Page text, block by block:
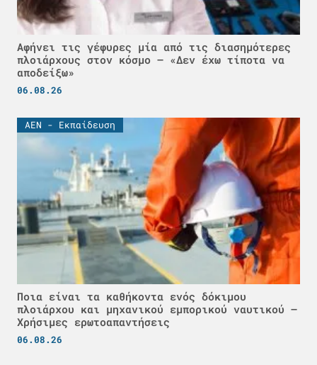
Αφήνει τις γέφυρες μία από τις διασημότερες
πλοιάρχους στον κόσμο – «Δεν έχω τίποτα να
αποδείξω»
06.08.26
ΑΕΝ - Εκπαίδευση
Ποια είναι τα καθήκοντα ενός δόκιμου
πλοιάρχου και μηχανικού εμπορικού ναυτικού –
Χρήσιμες ερωτοαπαντήσεις
06.08.26